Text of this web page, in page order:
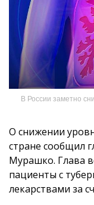
В России заметно
О снижении
стране сообщил
Мурашко. Глава
пациенты с
лекарствами за